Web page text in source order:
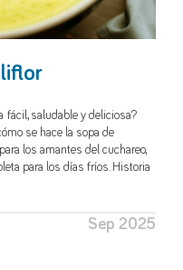
fácil, saludable y deliciosa?
se hace la sopa de
los amantes del cuchareo,
para los días fríos. Historia
Sep 2025